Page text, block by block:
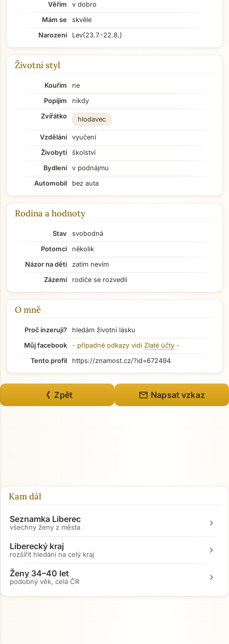
Věřím
v dobro
Mám se
skvěle
Narození
Lev(23.7.-22.8.)
Životní styl
Kouřím
ne
Popíjím
nikdy
Zvířátko
hlodavec
Vzdělání
vyučení
Živobytí
školství
Bydlení
v podnájmu
Automobil
bez auta
Rodina a hodnoty
Stav
svobodná
Potomci
několik
Názor na děti
zatím nevím
Zázemí
rodiče se rozvedli
O mně
Proč inzeruji?
hledám životní lásku
Můj facebook
- případné odkazy vidí Zlaté účty -
Tento profil
https://znamost.cz/?id=672494
《 Zpět mail Napsat vzkaz
Kam dál
Seznamka Liberec
všechny ženy z města chevron_right
Liberecký kraj
rozšířit hledání na celý kraj chevron_right
Ženy 34–40 let
podobný věk, celá ČR chevron_right